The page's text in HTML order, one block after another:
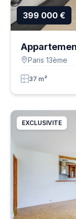
399 000 €
Paris 13ème
37 m²
EXCLUSIVITE